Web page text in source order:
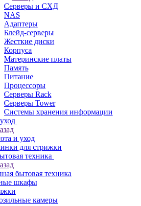
Серверы и СХД
NAS
Адаптеры
Блейд-серверы
Жесткие диски
Корпуса
Материнские платы
Память
Питание
Процессоры
Серверы Rack
Серверы Tower
Системы хранения информации
и уход
для стрижки
техника
бытовая техника
шкафы
камеры